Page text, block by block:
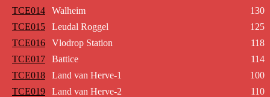
TCE014
Walheim
130
TCE015
Leudal Roggel
125
TCE016
Vlodrop Station
118
TCE017
Battice
114
TCE018
Land van Herve-1
100
TCE019
Land van Herve-2
110